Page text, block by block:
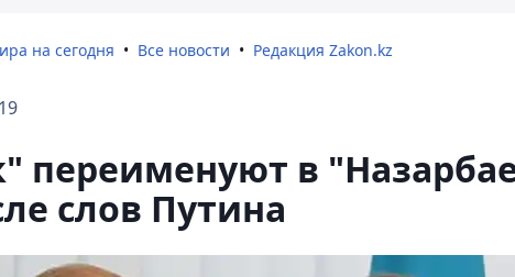
на сегодня Все новости Редакция Zakon.kz
переименуют в
слов Путина